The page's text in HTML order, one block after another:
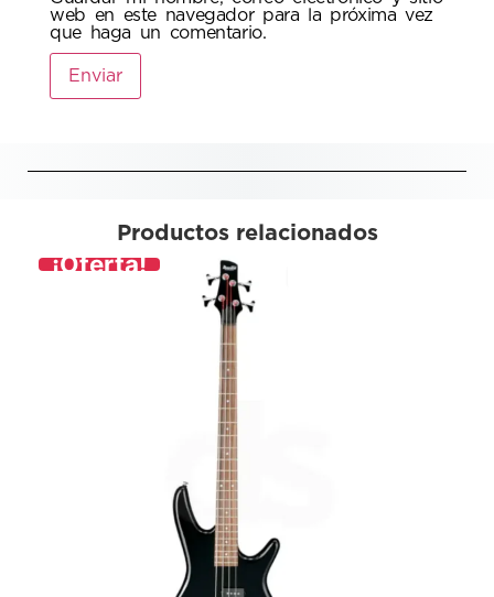
web en este navegador para la próxima vez
que haga un comentario.
Productos relacionados
¡Oferta!